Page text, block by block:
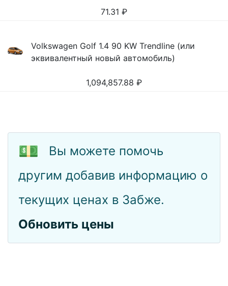
71.31 ₽
Volkswagen Golf 1.4 90 KW Trendline (или
эквивалентный новый автомобиль)
1,094,857.88 ₽
💵
Вы можете помочь
другим добавив информацию о
текущих ценах в Забже.
Обновить цены